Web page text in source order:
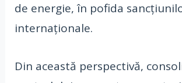
de energie, în pofida
internaționale.
Din această perspectivă,